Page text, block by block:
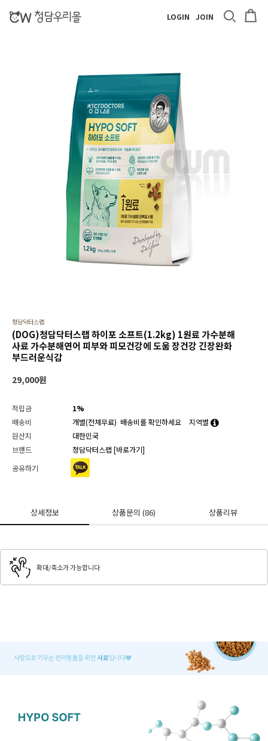
LOGIN JOIN
청담닥터스랩
(DOG)청담닥터스랩 하이포 소프트(1.2kg) 1원료 가수분해
사료 가수분해연어 피부와 피모건강에 도움 장건강 긴장완화
부드러운식감
29,000원
적립금
1%
배송비
개별(전체무료) 배송비를 확인하세요
지역별
원산지
대한민국
브랜드
청담닥터스랩 [바로가기]
공유하기
상세정보 상품문의(86) 상품리뷰
확대/축소가 가능합니다